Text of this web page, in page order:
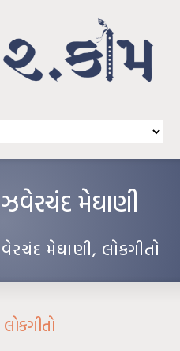
મેઘાણી
મેઘાણી, લોકગીતો
લોકગીતો